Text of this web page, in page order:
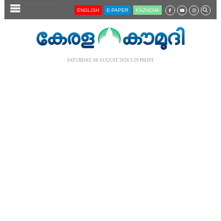
SECTIONS ENGLISH E-PAPER KĀZHCHA
SATURDAY, 08 AUGUST 2026 3.29 PM IST